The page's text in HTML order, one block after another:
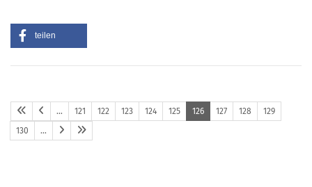
teilen
… 121 122 123 124 125 126 127 128
129
130
…